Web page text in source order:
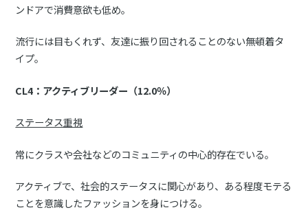
ンドアで消費意欲も低め。
流行には目もくれず、友達に振り回されることのない無頓着タ
イプ。
CL4：アクティブリーダー（12.0％）
ステータス重視
常にクラスや会社などのコミュニティの中心的存在でいる。
アクティブで、社会的ステータスに関心があり、ある程度モテる
ことを意識したファッションを身につける。